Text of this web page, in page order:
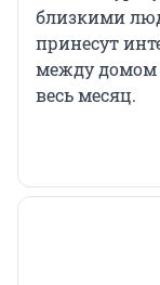
близкими
принесут
между домом
весь месяц.